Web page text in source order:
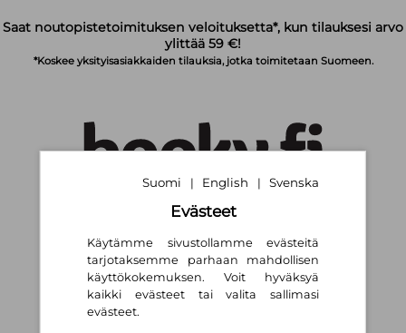
Saat noutopistetoimituksen veloituksetta*, kun tilauksesi arvo
ylittää 59 €!
*Koskee yksityisasiakkaiden tilauksia, jotka toimitetaan Suomeen.
English |
Suomi | English | Svenska
Evästeet
Käytämme sivustollamme evästeitä
tarjotaksemme parhaan mahdollisen
käyttökokemuksen. Voit hyväksyä
kaikki evästeet tai valita sallimasi
evästeet.